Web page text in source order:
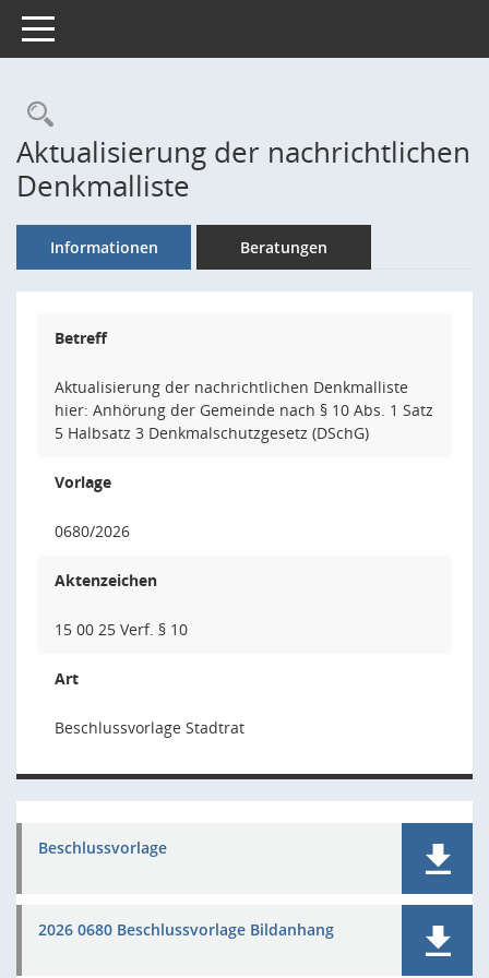
Toggle navigation
Rechercheauswahl
Aktualisierung der nachrichtlichen
Denkmalliste
Informationen Beratungen
Betreff
Aktualisierung der nachrichtlichen Denkmalliste
hier: Anhörung der Gemeinde nach § 10 Abs. 1 Satz
5 Halbsatz 3 Denkmalschutzgesetz (DSchG)
Vorlage
0680/2026
Aktenzeichen
15 00 25 Verf. § 10
Art
Beschlussvorlage Stadtrat
Beschlussvorlage
2026 0680 Beschlussvorlage Bildanhang